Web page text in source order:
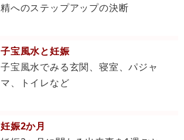
精へのステップアップの決断
子宝風水と妊娠
子宝風水でみる玄関、寝室、パジャ
マ、トイレなど
妊娠2か月